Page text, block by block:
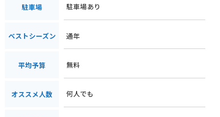
駐車場 駐車場あり
ベストシーズン 通年
平均予算 無料
オススメ人数 何人でも